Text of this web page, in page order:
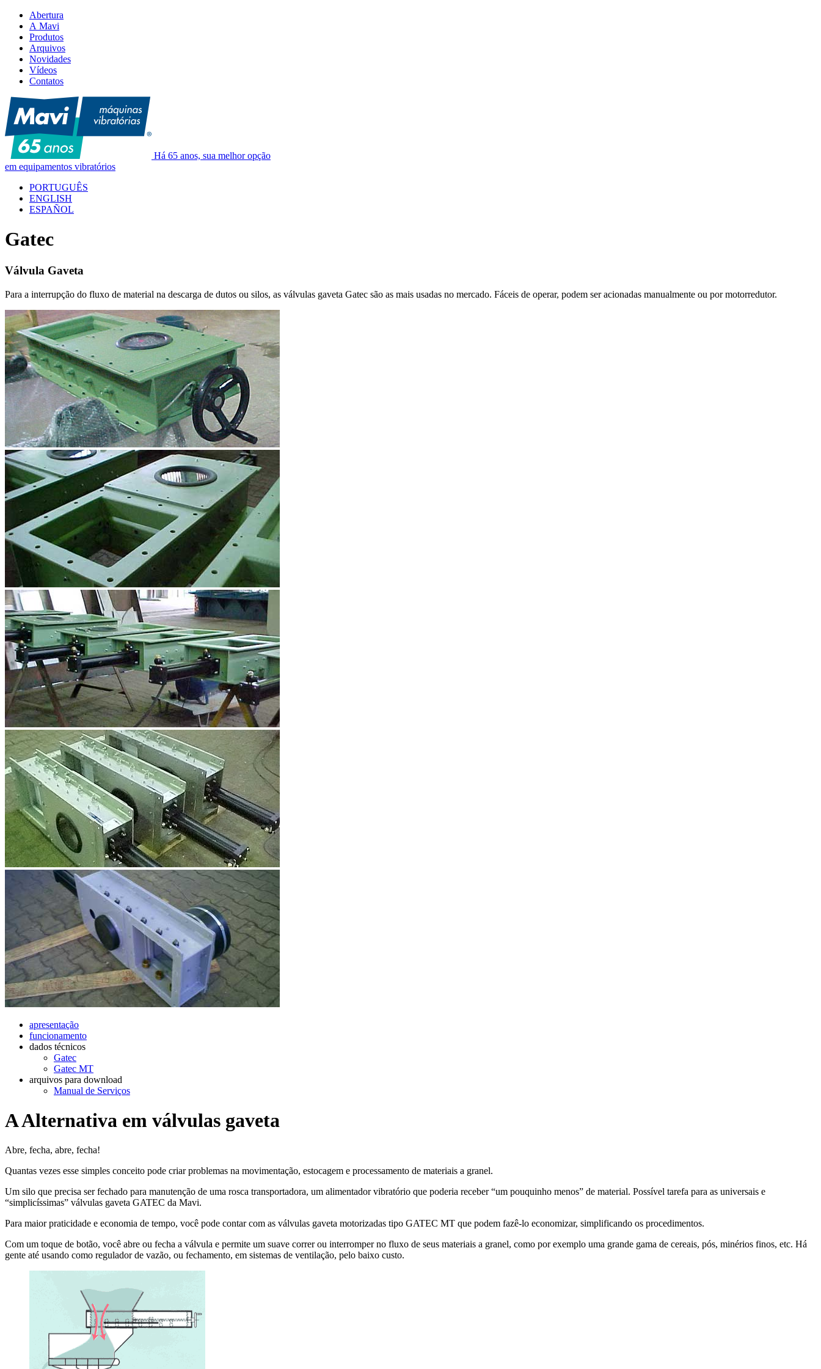
Abertura
A Mavi
Produtos
Arquivos
Novidades
Vídeos
Contatos
Há 65 anos, sua melhor opção
em equipamentos vibratórios
PORTUGUÊS
ENGLISH
ESPAÑOL
Gatec
Válvula Gaveta
Para a interrupção do fluxo de material na descarga de dutos ou silos, as válvulas gaveta Gatec são as mais usadas no mercado. Fáceis de operar, podem ser acionadas manualmente ou por motorredutor.
apresentação
funcionamento
dados técnicos
Gatec
Gatec MT
arquivos para download
Manual de Serviços
A Alternativa em válvulas gaveta
Abre, fecha, abre, fecha!
Quantas vezes esse simples conceito pode criar problemas na movimentação, estocagem e processamento de materiais a granel.
Um silo que precisa ser fechado para manutenção de uma rosca transportadora, um alimentador vibratório que poderia receber “um pouquinho menos” de material. Possível tarefa para as universais e
“simplicíssimas” válvulas gaveta GATEC da Mavi.
Para maior praticidade e economia de tempo, você pode contar com as válvulas gaveta motorizadas tipo GATEC MT que podem fazê-lo economizar, simplificando os procedimentos.
Com um toque de botão, você abre ou fecha a válvula e permite um suave correr ou interromper no fluxo de seus materiais a granel, como por exemplo uma grande gama de cereais, pós, minérios finos, etc. Há
gente até usando como regulador de vazão, ou fechamento, em sistemas de ventilação, pelo baixo custo.